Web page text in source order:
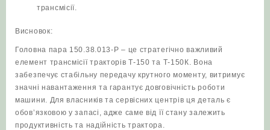
трансмісії.
Висновок:
Головна пара 150.38.013-Р – це стратегічно важливий
елемент трансмісії тракторів Т‑150 та Т‑150К. Вона
забезпечує стабільну передачу крутного моменту, витримує
значні навантаження та гарантує довговічність роботи
машини. Для власників та сервісних центрів ця деталь є
обов’язковою у запасі, адже саме від її стану залежить
продуктивність та надійність трактора.